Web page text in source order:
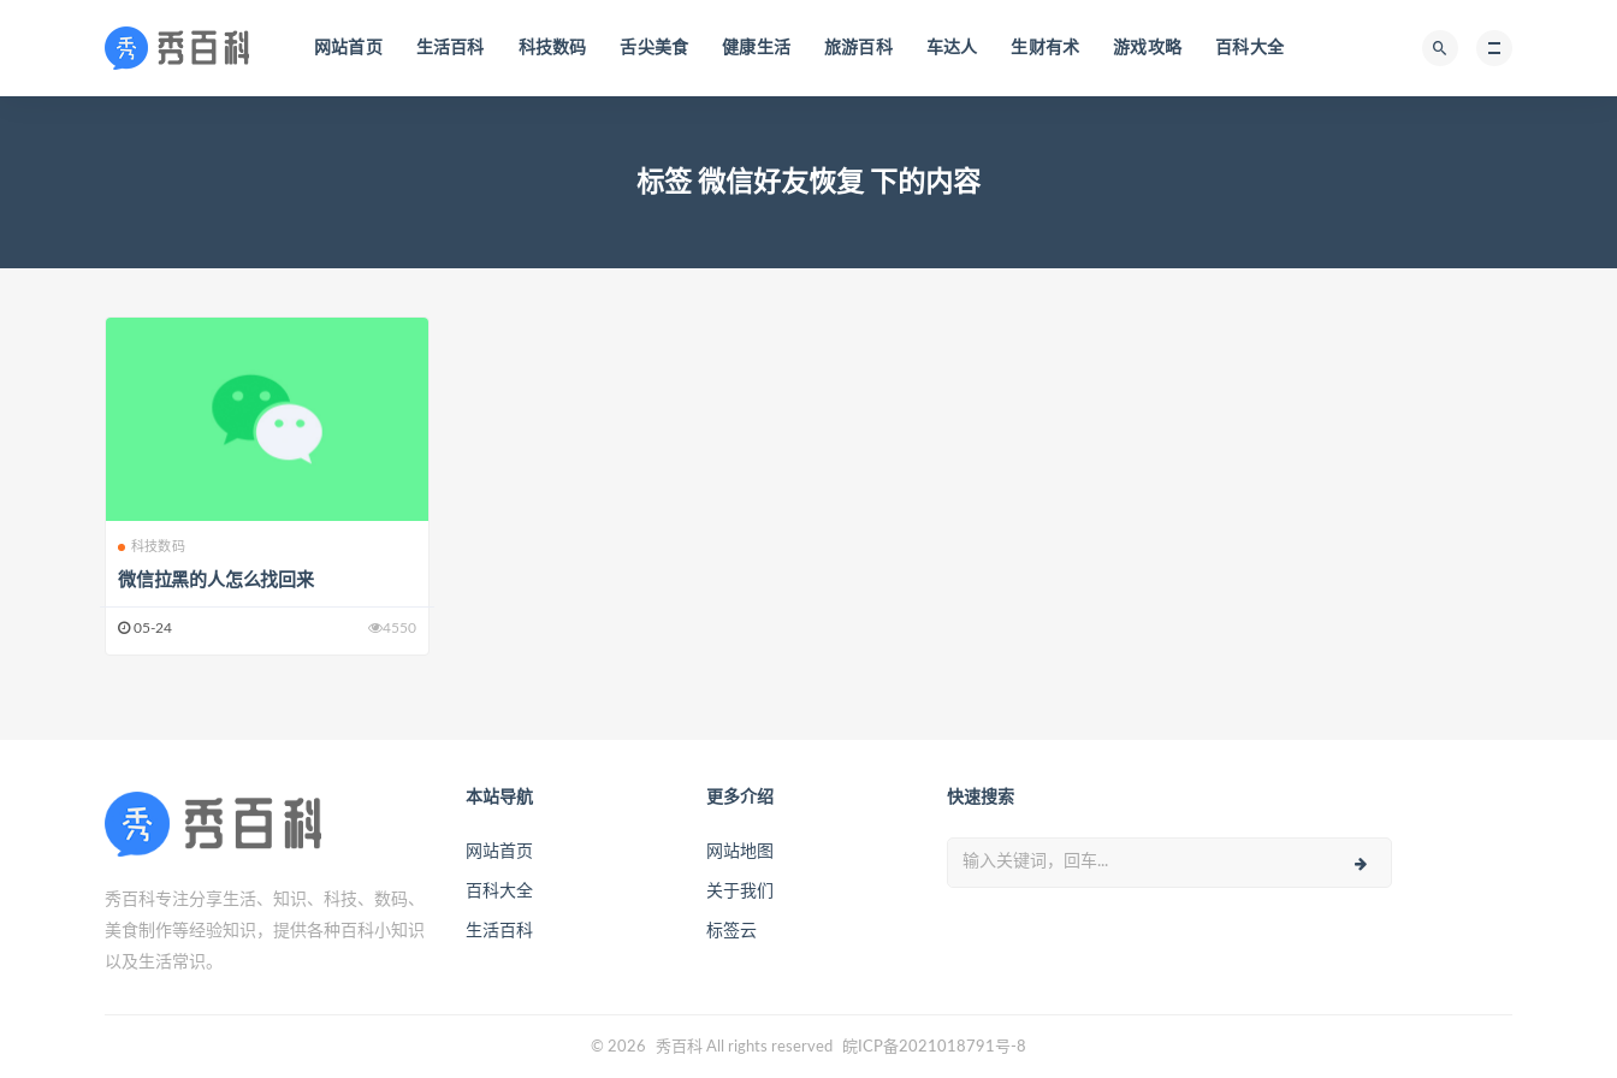
网站首页 生活百科 科技数码 舌尖美食 健康生活 旅游百科 车达人 生财有术 游戏攻略 百科大全
标签 微信好友恢复 下的内容
科技数码
微信拉黑的人怎么找回来
05-24 4550
秀百科专注分享生活、知识、科技、数码、
美食制作等经验知识，提供各种百科小知识
以及生活常识。
本站导航
网站首页
百科大全
生活百科
更多介绍
网站地图
关于我们
标签云
快速搜索
© 2026 秀百科 All rights reserved 皖ICP备2021018791号-8